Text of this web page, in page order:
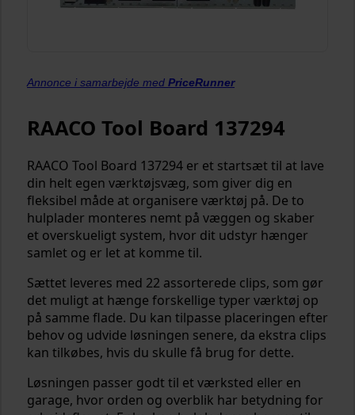
Annonce i samarbejde med PriceRunner
RAACO Tool Board 137294
RAACO Tool Board 137294 er et startsæt til at lave
din helt egen værktøjsvæg, som giver dig en
fleksibel måde at organisere værktøj på. De to
hulplader monteres nemt på væggen og skaber
et overskueligt system, hvor dit udstyr hænger
samlet og er let at komme til.
Sættet leveres med 22 assorterede clips, som gør
det muligt at hænge forskellige typer værktøj op
på samme flade. Du kan tilpasse placeringen efter
behov og udvide løsningen senere, da ekstra clips
kan tilkøbes, hvis du skulle få brug for dette.
Løsningen passer godt til et værksted eller en
garage, hvor orden og overblik har betydning for